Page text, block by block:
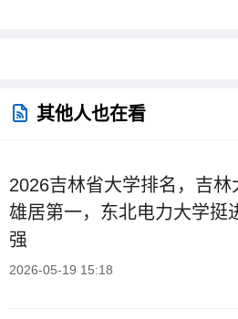
其他人也在看
2026吉林省大学排名，吉林
雄居第一，东北电力大学挺
强
2026-05-19 15:18